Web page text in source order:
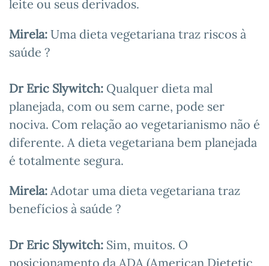
leite ou seus derivados.
Mirela: Uma dieta vegetariana traz riscos à
saúde ?
Dr Eric Slywitch: Qualquer dieta mal
planejada, com ou sem carne, pode ser
nociva. Com relação ao vegetarianismo não é
diferente. A dieta vegetariana bem planejada
é totalmente segura.
Mirela: Adotar uma dieta vegetariana traz
benefícios à saúde ?
Dr Eric Slywitch: Sim, muitos. O
posicionamento da ADA (American Dietetic